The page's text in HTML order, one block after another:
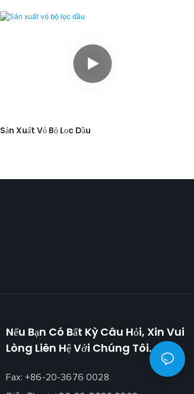
Sản Xuất Vỏ Bộ Lọc Dầu
Nếu Bạn Có Bất Kỳ Câu Hỏi, Xin Vui
Lòng Liên Hệ Với Chúng Tôi.
Fax: +86-20-3676 0028